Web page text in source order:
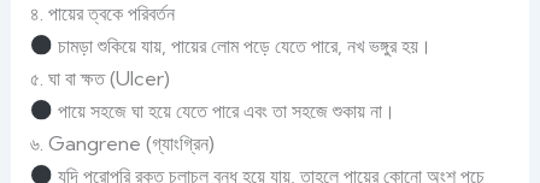
৪. পায়ের ত্বকে পরিবর্তন
চামড়া শুকিয়ে যায়, পায়ের লোম পড়ে যেতে পারে, নখ ভঙ্গুর হয়।
৫. ঘা বা ক্ষত (Ulcer)
পায়ে সহজে ঘা হয়ে যেতে পারে এবং তা সহজে শুকায় না।
৬. Gangrene (গ্যাংগ্রিন)
যদি পুরোপুরি রক্ত চলাচল বন্ধ হয়ে যায়, তাহলে পায়ের কোনো অংশ পচে